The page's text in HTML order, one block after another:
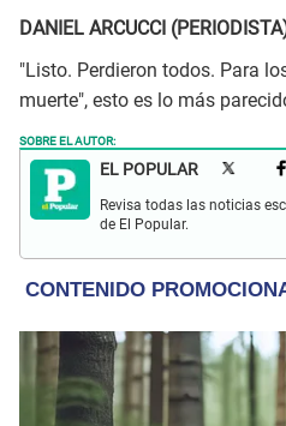
DANIEL ARCUCCI
"Listo. Perdieron todos. Para
muerte", esto es lo más
SOBRE EL AUTOR:
EL POPULAR
Revisa todas las noticias
de El Popular.